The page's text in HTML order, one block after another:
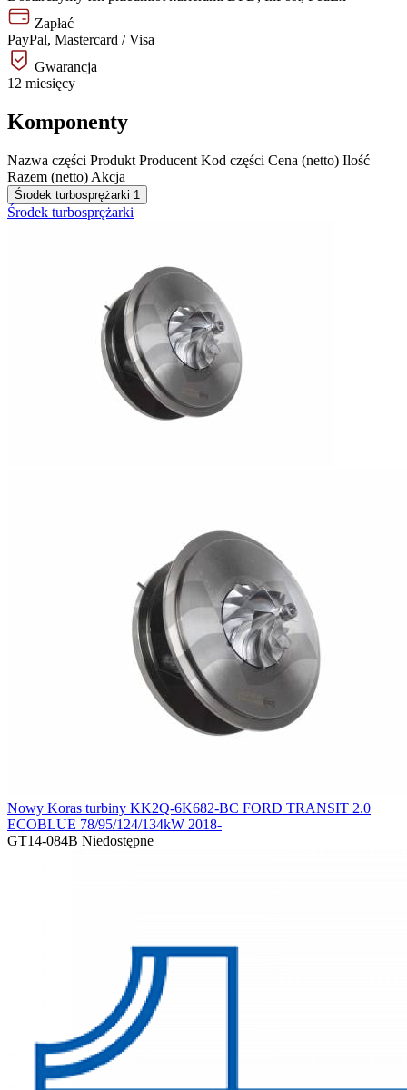
Zapłać
PayPal, Mastercard / Visa
Gwarancja
12 miesięcy
Komponenty
Nazwa części Produkt Producent Kod części Cena (netto) Ilość
Razem (netto) Akcja
Środek turbosprężarki 1
Środek turbosprężarki
Nowy Koras turbiny KK2Q-6K682-BC FORD TRANSIT 2.0
ECOBLUE 78/95/124/134kW 2018-
GT14-084B Niedostępne